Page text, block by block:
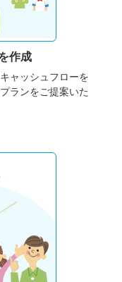
作成
ャッシュフローを
ランをご提案いた